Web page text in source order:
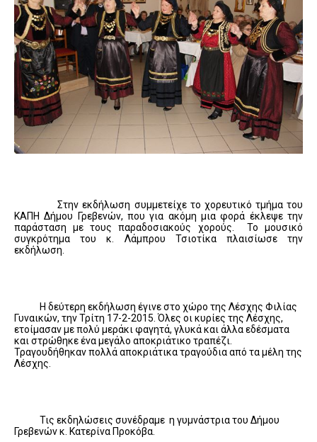
Στην εκδήλωση συμμετείχε το χορευτικό τμήμα του
ΚΑΠΗ Δήμου Γρεβενών, που για ακόμη μια φορά έκλεψε την
παράσταση με τους παραδοσιακούς χορούς. Το μουσικό
συγκρότημα του κ. Λάμπρου Τσιοτίκα πλαισίωσε την
εκδήλωση.
Η δεύτερη εκδήλωση έγινε στο χώρο της Λέσχης Φιλίας
Γυναικών, την Τρίτη 17-2-2015. Όλες οι κυρίες της Λέσχης,
ετοίμασαν με πολύ μεράκι φαγητά, γλυκά και άλλα εδέσματα
και στρώθηκε ένα μεγάλο αποκριάτικο τραπέζι.
Τραγουδήθηκαν πολλά αποκριάτικα τραγούδια από τα μέλη της
Λέσχης.
Τις εκδηλώσεις συνέδραμε η γυμνάστρια του Δήμου
Γρεβενών κ. Κατερίνα Προκόβα.